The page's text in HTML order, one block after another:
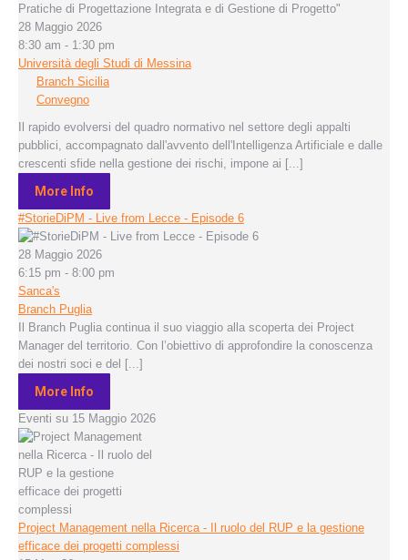
28 Maggio 2026
8:30 am - 1:30 pm
Università degli Studi di Messina
Branch Sicilia
Convegno
Il rapido evolversi del quadro normativo nel settore degli appalti
pubblici, accompagnato dall'avvento dell'Intelligenza Artificiale e dalle
crescenti sfide nella gestione dei rischi, impone ai [...]
More Info
#StorieDiPM - Live from Lecce - Episode 6
28 Maggio 2026
6:15 pm - 8:00 pm
Sanca's
Branch Puglia
Il Branch Puglia continua il suo viaggio alla scoperta dei Project
Manager del territorio. Con l’obiettivo di approfondire la conoscenza
dei nostri soci e del [...]
More Info
Eventi su 15 Maggio 2026
Project Management nella Ricerca - Il ruolo del RUP e la gestione
efficace dei progetti complessi